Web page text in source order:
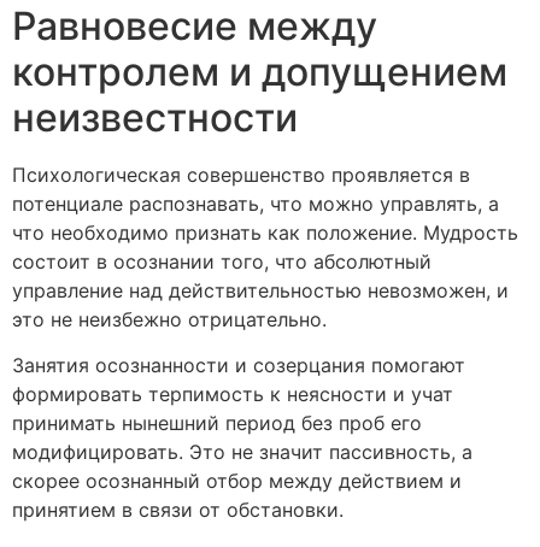
Равновесие между
контролем и допущением
неизвестности
Психологическая совершенство проявляется в
потенциале распознавать, что можно управлять, а
что необходимо признать как положение. Мудрость
состоит в осознании того, что абсолютный
управление над действительностью невозможен, и
это не неизбежно отрицательно.
Занятия осознанности и созерцания помогают
формировать терпимость к неясности и учат
принимать нынешний период без проб его
модифицировать. Это не значит пассивность, а
скорее осознанный отбор между действием и
принятием в связи от обстановки.